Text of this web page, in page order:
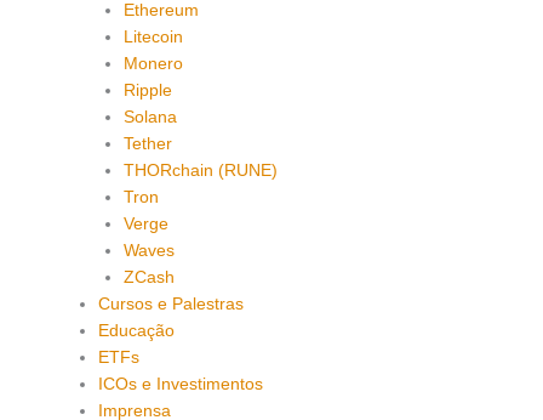
Ethereum
Litecoin
Monero
Ripple
Solana
Tether
THORchain (RUNE)
Tron
Verge
Waves
ZCash
Cursos e Palestras
Educação
ETFs
ICOs e Investimentos
Imprensa